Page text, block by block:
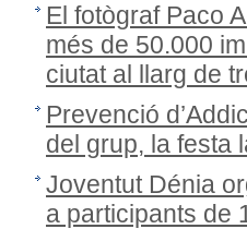
El fotògraf Paco
més de 50.000
ciutat al llarg de
Prevenció
del grup, la festa
Joventut Dénia
a participants de